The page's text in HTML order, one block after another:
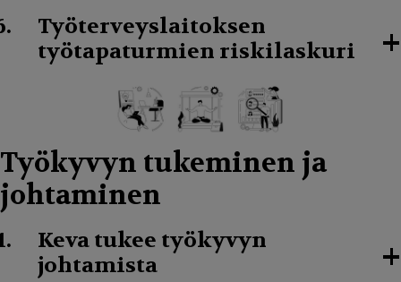
Työterveyslaitoksen
työtapaturmien riskilaskuri
+
Työkyvyn tukeminen ja
johtaminen
Keva tukee työkyvyn
johtamista
+